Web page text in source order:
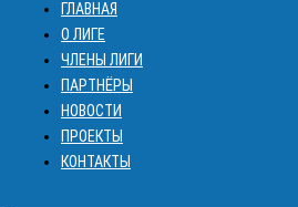
ГЛАВНАЯ
О ЛИГЕ
ЧЛЕНЫ ЛИГИ
ПАРТНЁРЫ
НОВОСТИ
ПРОЕКТЫ
КОНТАКТЫ